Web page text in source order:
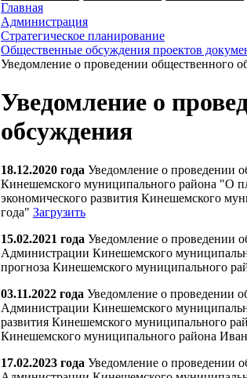
Главная
Администрация
Стратегическое планирование
Общественные обсуждения проектов
Уведомление о проведении общественного
Уведомление о
обсуждения
18.12.2020 года Уведомление о проведении
Кинешемского муниципального района "О
экономического развития Кинешемского
года" Загрузить
15.02.2021 года Уведомление о проведении
Администрации Кинешемского
прогноза Кинешемского муниципального
03.11.2022 года Уведомление о проведении
Администрации Кинешемского
развития Кинешемского муниципального
Кинешемского муниципального района
17.02.2023 года Уведомление о проведении